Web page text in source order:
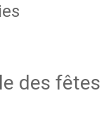
des fêtes